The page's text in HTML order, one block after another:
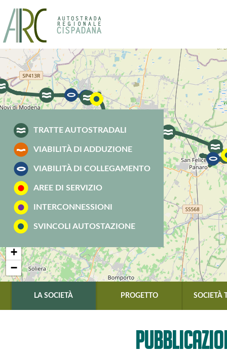
+
−
TRATTE AUTOSTRADALI
VIABILITÀ DI ADDUZIONE
VIABILITÀ DI COLLEGAMENTO
AREE DI SERVIZIO
INTERCONNESSIONI
SVINCOLI AUTOSTAZIONE
LA SOCIETÀ PROGETTO SOCIETÀ